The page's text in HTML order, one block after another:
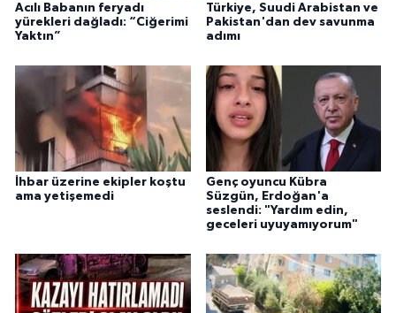
Acılı Babanın feryadı
yürekleri dağladı: “Ciğerimi
Yaktın”
Türkiye, Suudi Arabistan ve
Pakistan'dan dev savunma
adımı
İhbar üzerine ekipler koştu
ama yetişemedi
Genç oyuncu Kübra
Süzgün, Erdoğan'a
seslendi: "Yardım edin,
geceleri uyuyamıyorum"